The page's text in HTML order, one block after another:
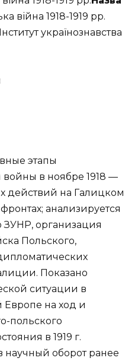
війна 1918-1919 рр.
українознавства
этапы
в ноябре 1918 —
действий на Галицком
анализируется
ЗУНР, организация
Польского,
Показано
ситуации в
Европе на ход и
польского
в 1919 г.
оборот ранее